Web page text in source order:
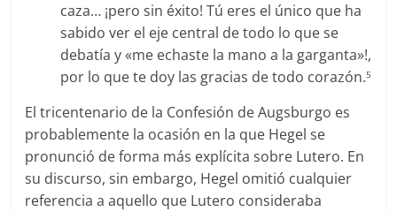
caza… ¡pero sin éxito! Tú eres el único que ha
sabido ver el eje central de todo lo que se
debatía y «me echaste la mano a la garganta»!,
por lo que te doy las gracias de todo corazón.5
El tricentenario de la Confesión de Augsburgo es
probablemente la ocasión en la que Hegel se
pronunció de forma más explícita sobre Lutero. En
su discurso, sin embargo, Hegel omitió cualquier
referencia a aquello que Lutero consideraba